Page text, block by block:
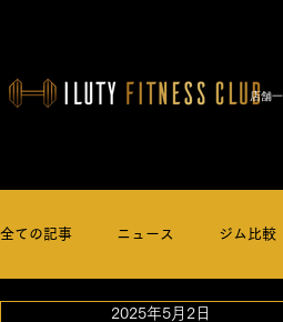
店舗
全ての記事 ニュース ジム比較
2025年5月2日